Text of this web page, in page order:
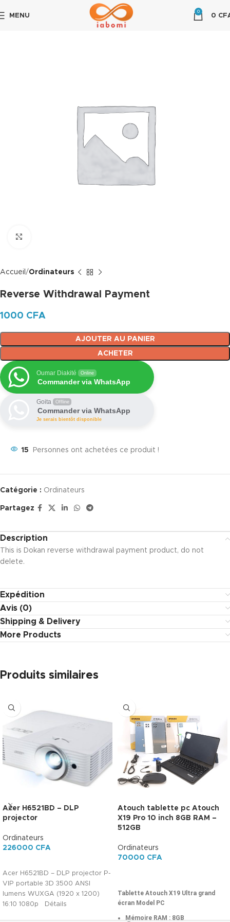
MENU
0
0
Accueil Ordinateurs
Reverse Withdrawal Payment
1000 CFA
AJOUTER AU PANIER
ACHETER
Oumar Diakité Online
Commander via WhatsApp
Goita Offline
Commander via WhatsApp
Je serais bientôt disponible
15 Personnes ont achetées ce produit !
Catégorie : Ordinateurs
Partagez
Description
This is Dokan reverse withdrawal payment product, do not
delete.
Expédition
Avis (0)
Shipping & Delivery
More Products
Produits similaires
Acer H6521BD – DLP
projector
Ordinateurs
226000 CFA
Acer H6521BD – DLP projector P-
VIP portable 3D 3500 ANSI
lumens WUXGA (1920 x 1200)
16:10 1080p Détails
Atouch tablette pc Atouch
X19 Pro 10 inch 8GB RAM –
512GB
Ordinateurs
70000 CFA
Tablette Atouch X19 Ultra grand
écran Model PC
Mémoire RAM : 8GB